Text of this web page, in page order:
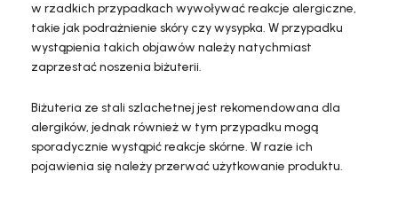
w rzadkich przypadkach wywoływać reakcje alergiczne,
takie jak podrażnienie skóry czy wysypka. W przypadku
wystąpienia takich objawów należy natychmiast
zaprzestać noszenia biżuterii.
Biżuteria ze stali szlachetnej jest rekomendowana dla
alergików, jednak również w tym przypadku mogą
sporadycznie wystąpić reakcje skórne. W razie ich
pojawienia się należy przerwać użytkowanie produktu.